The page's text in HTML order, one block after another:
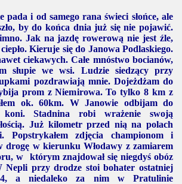
i od samego rana świeci słońce, ale
by do końca dnia już się nie pojawić.
Jak na jazdę rowerową nie jest źle,
Kieruje się do Janowa Podlaskiego.
ciekawych. Całe mnóstwo bocianów,
słupie we wsi. Ludzie siedzący przy
pozdrawiają mnie. Dojeżdżam do
prom z Niemirowa. To tylko8 km z
ok. 60km. W Janowie odbijam do
koni. Stadnina robi wrażenie swoją
Już kilometr przed nią na polach
Popstrykałem zdjęcia championom i
drogę w kierunku Włodawy z zamiarem
w którym znajdował się niegdyś obóz
Nepli przy drodze stoi bohater ostatniej
a niedaleko za nim w Pratulinie